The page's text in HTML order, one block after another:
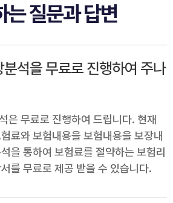
는 질문과 답변
석을 무료로 진행하여 주나
은 무료로 진행하여 드립니다. 현재
료와 보험내용을 보험내용을 보장내
을 통하여 보험료를 절약하는 보험리
를 무료로 제공 받을 수 있습니다.